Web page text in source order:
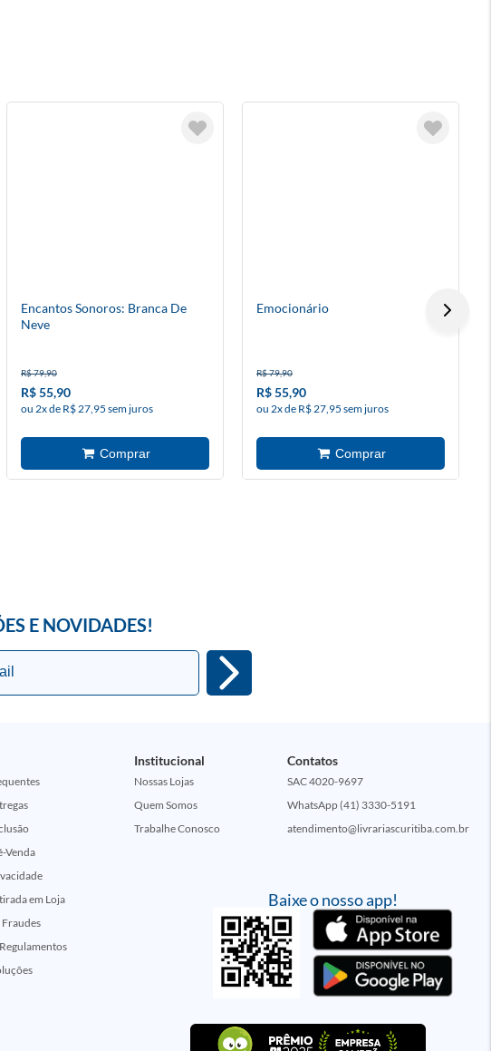
Encantos Sonoros: Branca De
Neve
R$ 79,90
R$ 55,90
ou 2x de R$ 27,95 sem juros
Emocionário
R$ 79,90
R$ 55,90
ou 2x de R$ 27,95 sem juros
E NOVIDADES!
Baixe o nosso app!
Venda
em Loja
Fraudes
Institucional
Nossas Lojas
Quem Somos
Trabalhe Conosco
Contatos
SAC 4020-9697
WhatsApp (41) 3330-5191
atendimento@livrariascuritiba.com.br